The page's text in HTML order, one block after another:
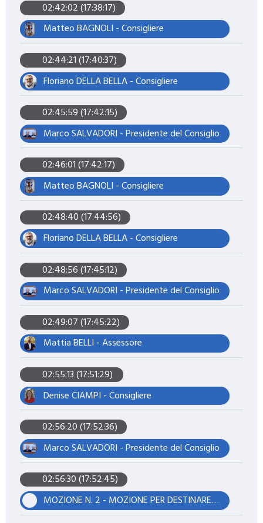
02:42:02 (17:38:17)
Matteo BAGNOLI - Consigliere
02:44:21 (17:40:37)
Floriano DELLA BELLA - Consigliere
02:45:59 (17:42:15)
Marco SALVADORI - Presidente del Consiglio
02:46:01 (17:42:17)
Matteo BAGNOLI - Consigliere
02:48:40 (17:44:56)
Floriano DELLA BELLA - Consigliere
02:48:56 (17:45:12)
Marco SALVADORI - Presidente del Consiglio
02:49:07 (17:45:22)
Mattia BELLI - Assessore
02:55:13 (17:51:29)
Denise CIAMPI - Consigliere
02:56:20 (17:52:36)
Marco SALVADORI - Presidente del Consiglio
02:56:30 (17:52:45)
MOZIONE N. 2 - MOZIONE PER DESTINARE GLI ONERI DI URBANIZZAZIONE DERIVANTI DAGLI INTERVENTI EDILIZI NELL'AREA ADIACENTE AL CIMITERO COMUNALE ALLA RIQUALIFICAZIONE DEL CIMITERO COMUNALE DI PONTEDERA